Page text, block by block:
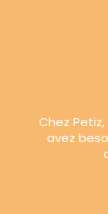
Chez
avez